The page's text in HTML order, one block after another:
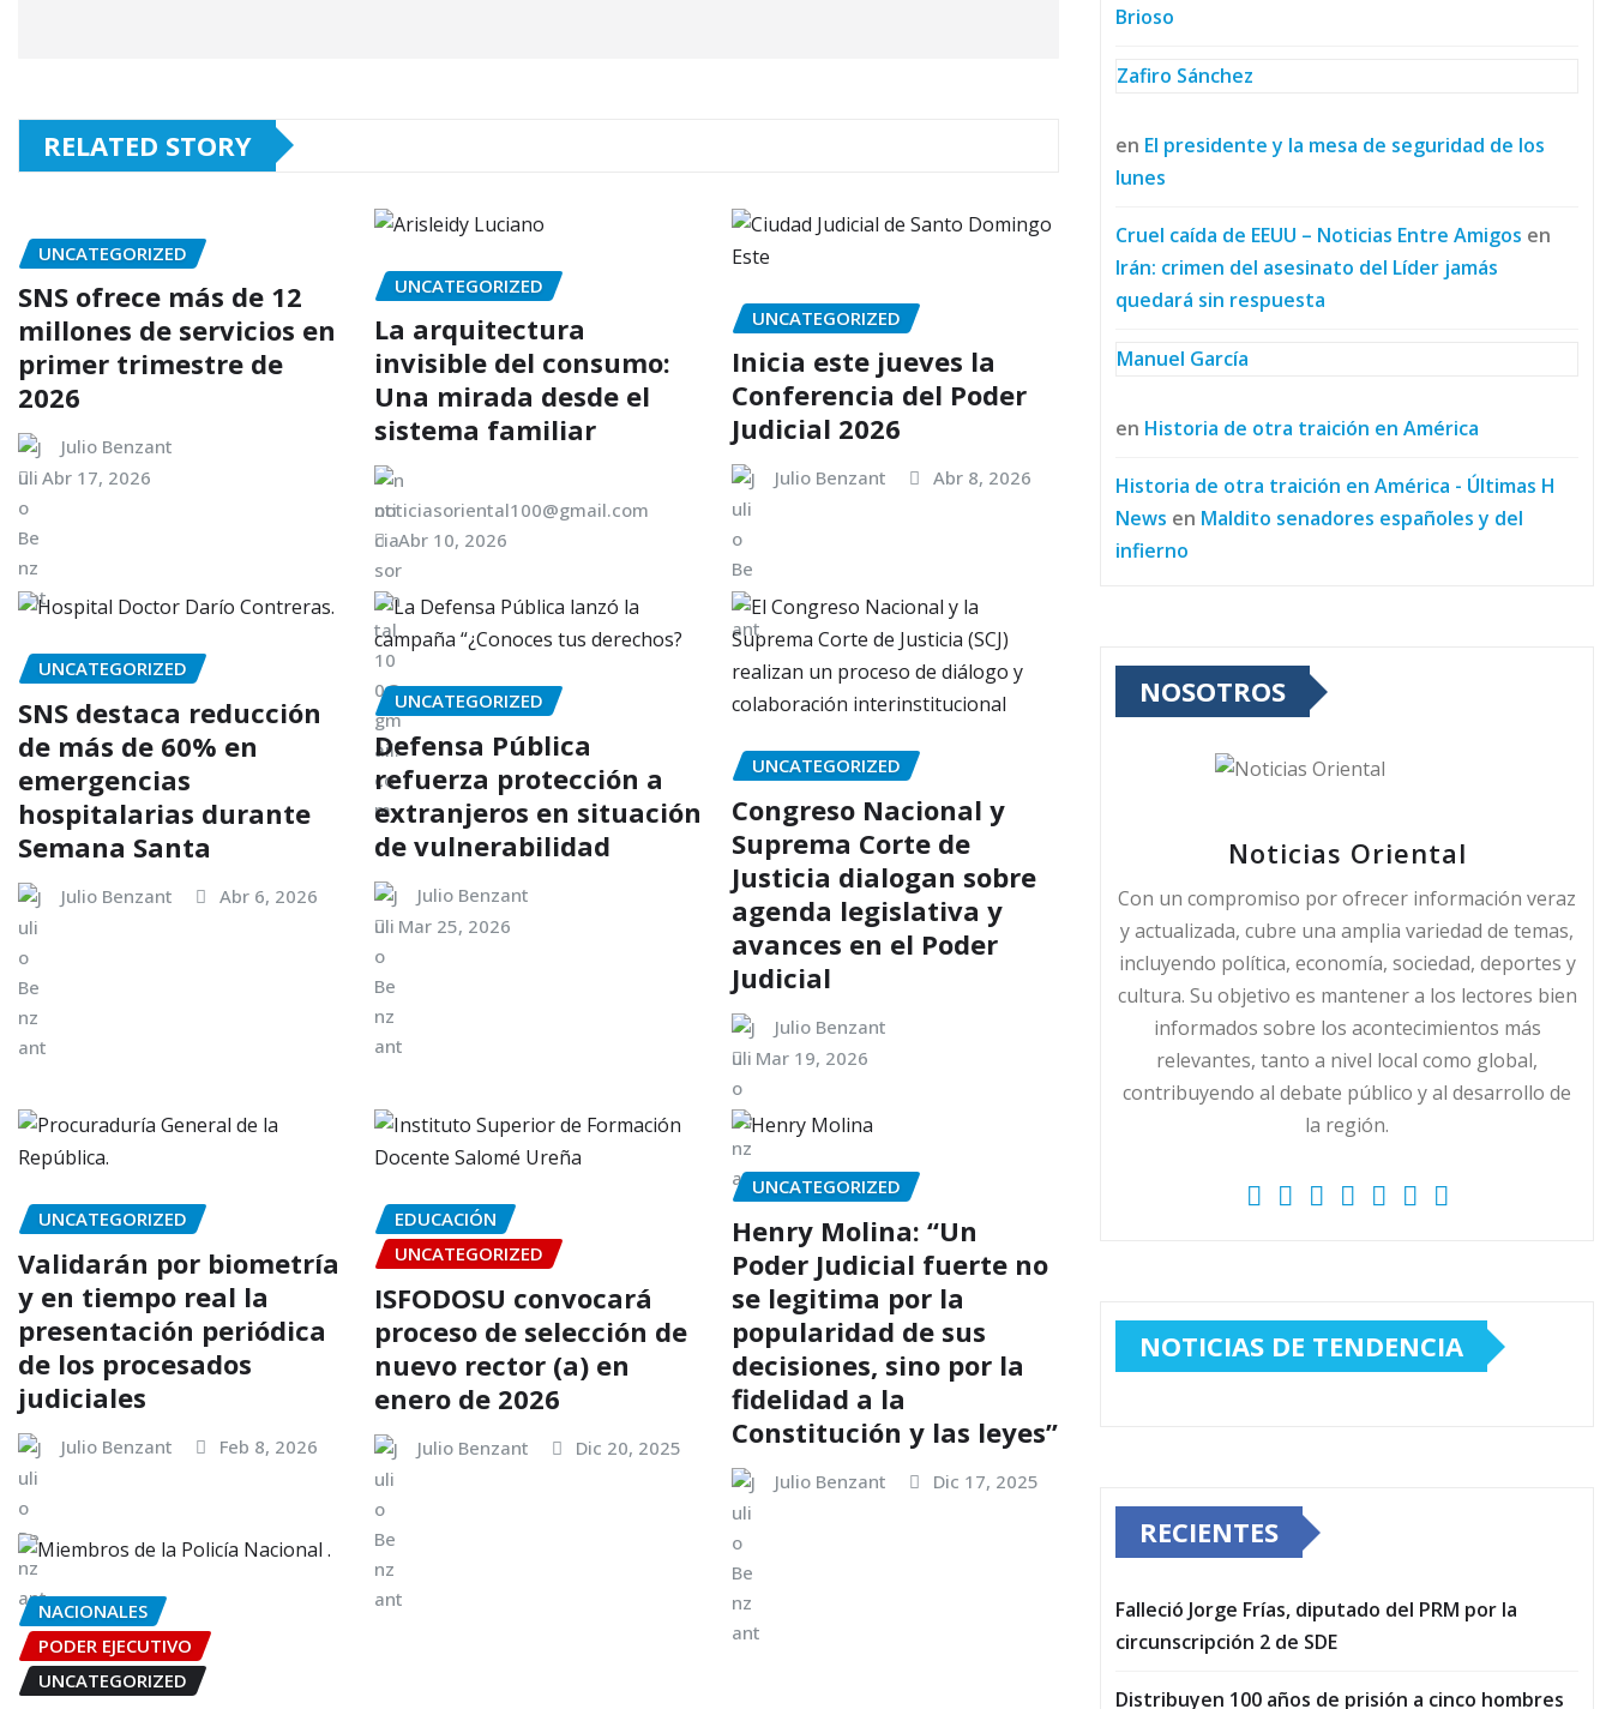
RELATED STORY
UNCATEGORIZED
SNS ofrece más de 12
millones de servicios en
primer trimestre de
2026
Julio Benzant
Abr 17, 2026
UNCATEGORIZED
La arquitectura
invisible del consumo:
Una mirada desde el
sistema familiar
noticiasoriental100@gmail.com
Abr 10, 2026
UNCATEGORIZED
Inicia este jueves la
Conferencia del Poder
Judicial 2026
Julio Benzant Abr 8, 2026
UNCATEGORIZED
SNS destaca reducción
de más de 60% en
emergencias
hospitalarias durante
Semana Santa
Julio Benzant Abr 6, 2026
UNCATEGORIZED
Defensa Pública
refuerza protección a
extranjeros en situación
de vulnerabilidad
Julio Benzant
Mar 25, 2026
UNCATEGORIZED
Congreso Nacional y
Suprema Corte de
Justicia dialogan sobre
agenda legislativa y
avances en el Poder
Judicial
Julio Benzant
Mar 19, 2026
UNCATEGORIZED
Validarán por biometría
y en tiempo real la
presentación periódica
de los procesados
judiciales
Julio Benzant Feb 8, 2026
EDUCACIÓN
UNCATEGORIZED
ISFODOSU convocará
proceso de selección de
nuevo rector (a) en
enero de 2026
Julio Benzant Dic 20, 2025
UNCATEGORIZED
Henry Molina: “Un
Poder Judicial fuerte no
se legitima por la
popularidad de sus
decisiones, sino por la
fidelidad a la
Constitución y las leyes”
Julio Benzant Dic 17, 2025
NACIONALES
PODER EJECUTIVO
UNCATEGORIZED
Brioso
Zafiro Sánchez
en El presidente y la mesa de seguridad de los
lunes
Cruel caída de EEUU – Noticias Entre Amigos en
Irán: crimen del asesinato del Líder jamás
quedará sin respuesta
Manuel García
en Historia de otra traición en América
Historia de otra traición en América - Últimas H
News en Maldito senadores españoles y del
infierno
NOSOTROS
Noticias Oriental
Con un compromiso por ofrecer información veraz
y actualizada, cubre una amplia variedad de temas,
incluyendo política, economía, sociedad, deportes y
cultura. Su objetivo es mantener a los lectores bien
informados sobre los acontecimientos más
relevantes, tanto a nivel local como global,
contribuyendo al debate público y al desarrollo de
la región.
NOTICIAS DE TENDENCIA
RECIENTES
Falleció Jorge Frías, diputado del PRM por la
circunscripción 2 de SDE
Distribuyen 100 años de prisión a cinco hombres